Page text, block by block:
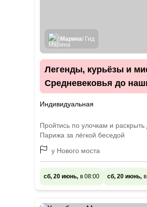
Марина/ Гид
Легенды, курьёзы и
Средневековья до
Индивидуальная
Пройтись по улочкам и раскрыть
Парижа за лёгкой беседой
у Нового моста
сб, 20 июнь, в 08:00 сб, 20 июнь,